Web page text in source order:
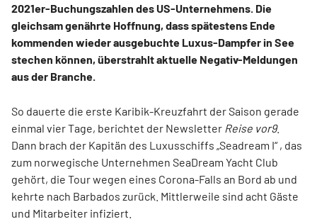
2021er-Buchungszahlen des US-Unternehmens. Die
gleichsam genährte Hoffnung, dass spätestens Ende
kommenden wieder ausgebuchte Luxus-Dampfer in See
stechen können, überstrahlt aktuelle Negativ-Meldungen
aus der Branche.
So dauerte die erste Karibik-Kreuzfahrt der Saison gerade
einmal vier Tage, berichtet der Newsletter Reise vor9.
Dann brach der Kapitän des Luxusschiffs „Seadream I“ , das
zum norwegische Unternehmen SeaDream Yacht Club
gehört, die Tour wegen eines Corona-Falls an Bord ab und
kehrte nach Barbados zurück. Mittlerweile sind acht Gäste
und Mitarbeiter infiziert.